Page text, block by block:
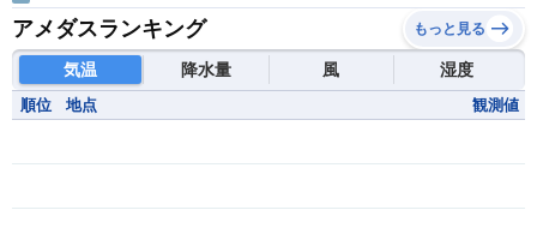
アメダスランキング もっと見る
気温 降水量 風 湿度
順位 地点 観測値